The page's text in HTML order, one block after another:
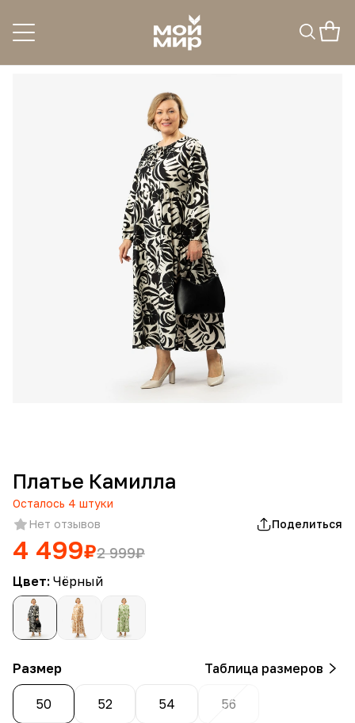
Платье Камилла
Осталось 4 штуки
Нет отзывов
Поделиться
4 499₽2 999₽
Цвет: Чёрный
Размер Таблица размеров
50 52 54 56